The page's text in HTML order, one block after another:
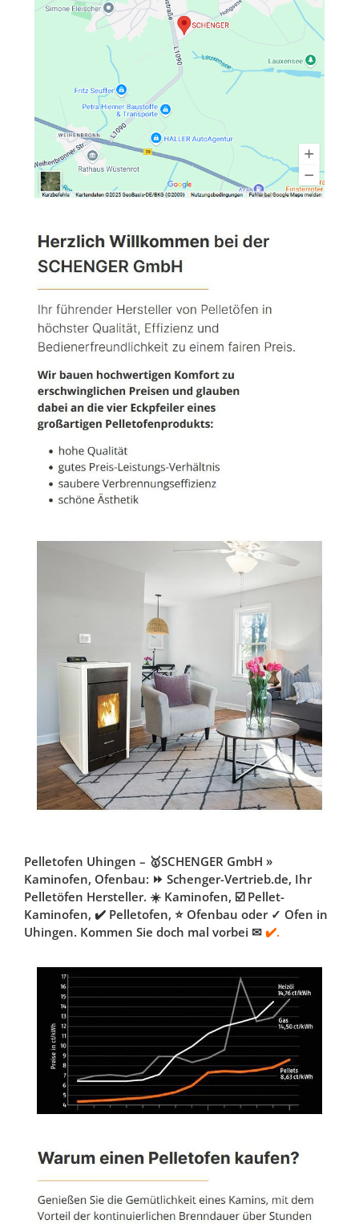
Pelletofen Uhingen – 🥇SCHENGER GmbH »
Kaminofen, Ofenbau: ⏩ Schenger-Vertrieb.de, Ihr
Pelletöfen Hersteller. ☀️ Kaminofen, ☑️ Pellet-
Kaminofen, ✔️ Pelletofen, ⭐ Ofenbau oder ✓ Ofen in
Uhingen. Kommen Sie doch mal vorbei ✉ ✔️.